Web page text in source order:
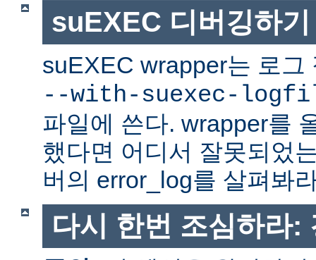
suEXEC 디버깅하기
suEXEC wrapper는 로그
--with-suexec-
파일에 쓴다. wrapper를
했다면 어디서 잘못되었
버의 error_log를 살펴봐
다시 한번 조심하라: